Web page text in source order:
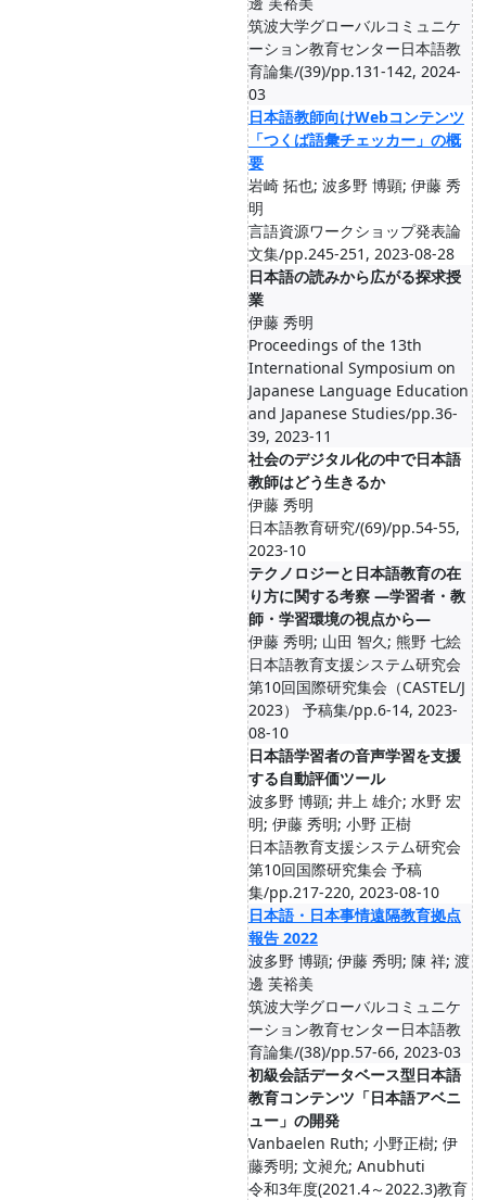
筑波大学グローバルコミュニケ
ーション教育センター日本語教
育論集/(39)/pp.131-142, 2024-
03
日本語教師向けWebコンテンツ
「つくば語彙チェッカー」の概
要
岩崎 拓也; 波多野 博顕; 伊藤 秀
明
言語資源ワークショップ発表論
文集/pp.245-251, 2023-08-28
日本語の読みから広がる探求授
業
伊藤 秀明
Proceedings of the 13th
International Symposium on
Japanese Language Education
and Japanese Studies/pp.36-
39, 2023-11
社会のデジタル化の中で日本語
教師はどう生きるか
伊藤 秀明
日本語教育研究/(69)/pp.54-55,
2023-10
テクノロジーと日本語教育の在
り方に関する考察 —学習者・教
師・学習環境の視点から—
伊藤 秀明; 山田 智久; 熊野 七絵
日本語教育支援システム研究会
第10回国際研究集会（CASTEL/J
2023） 予稿集/pp.6-14, 2023-
08-10
日本語学習者の音声学習を支援
する自動評価ツール
波多野 博顕; 井上 雄介; 水野 宏
明; 伊藤 秀明; 小野 正樹
日本語教育支援システム研究会
第10回国際研究集会 予稿
集/pp.217-220, 2023-08-10
日本語・日本事情遠隔教育拠点
報告 2022
波多野 博顕; 伊藤 秀明; 陳 祥; 渡
邊 芙裕美
筑波大学グローバルコミュニケ
ーション教育センター日本語教
育論集/(38)/pp.57-66, 2023-03
初級会話データベース型日本語
教育コンテンツ「日本語アベニ
ュー」の開発
Vanbaelen Ruth; 小野正樹; 伊
藤秀明; 文昶允; Anubhuti
令和3年度(2021.4～2022.3)教育